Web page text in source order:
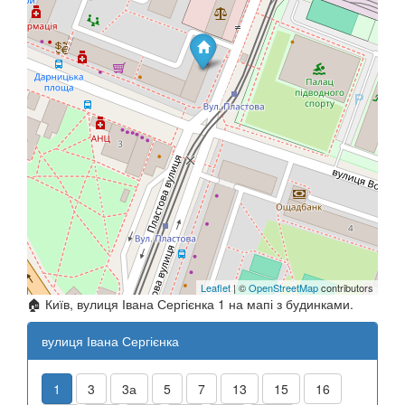
Leaflet| ©OpenStreetMapcontributors
🏠 Київ, вулиця Івана Сергієнка 1 на мапі з будинками.
вулиця Івана Сергієнка
1 3 3а 5 7 13 15 16